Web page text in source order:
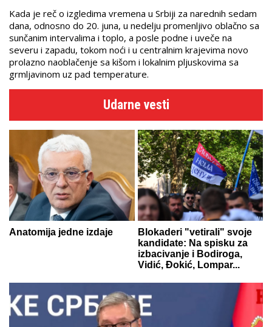
Kada je reč o izgledima vremena u Srbiji za narednih sedam
dana, odnosno do 20. juna, u nedelju promenljivo oblačno sa
sunčanim intervalima i toplo, a posle podne i uveče na
severu i zapadu, tokom noći i u centralnim krajevima novo
prolazno naoblačenje sa kišom i lokalnim pljuskovima sa
grmljavinom uz pad temperature.
Udarne vesti
Anatomija jedne izdaje
Blokaderi "vetirali" svoje
kandidate: Na spisku za
izbacivanje i Bodiroga,
Vidić, Đokić, Lompar...